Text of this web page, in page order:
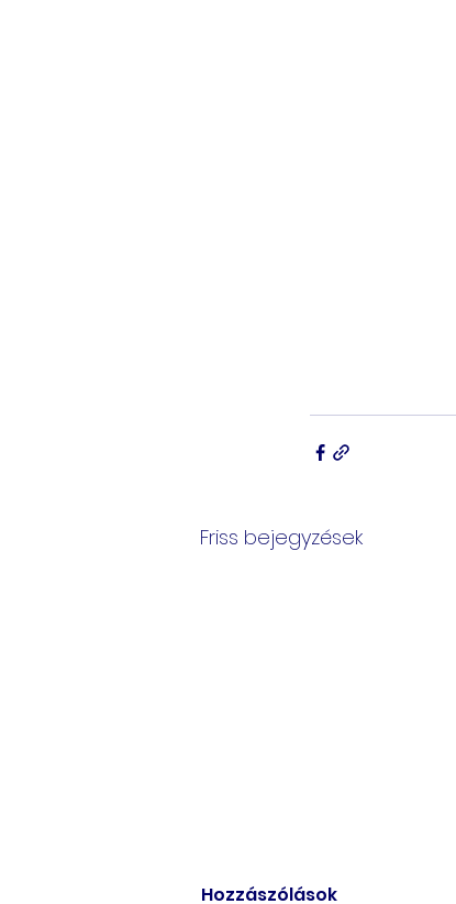
Friss bejegyzések
Hozzászólások